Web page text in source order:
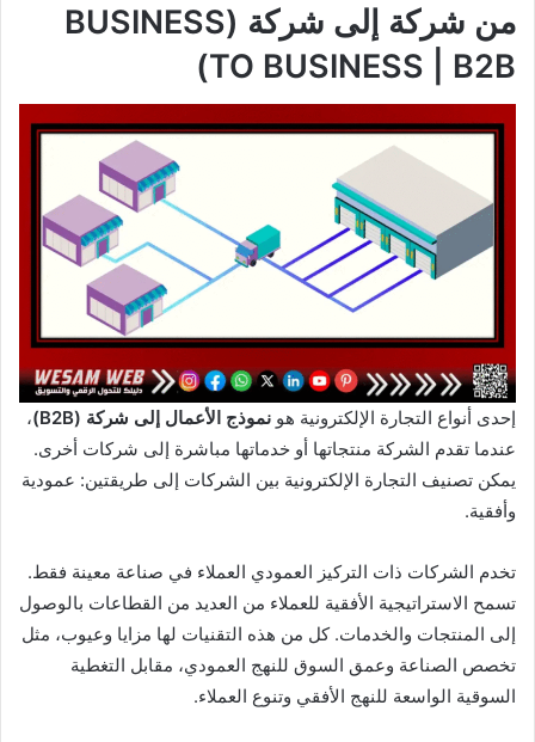
من شركة إلى شركة (BUSINESS
TO BUSINESS | B2B)
إحدى أنواع التجارة الإلكترونية هو نموذج الأعمال إلى شركة (B2B)
،
عندما تقدم الشركة منتجاتها أو خدماتها مباشرة إلى شركات أخرى.
يمكن تصنيف التجارة الإلكترونية بين الشركات إلى طريقتين: عمودية
وأفقية.
تخدم الشركات ذات التركيز العمودي العملاء في صناعة معينة فقط.
تسمح الاستراتيجية الأفقية للعملاء من العديد من القطاعات بالوصول
إلى المنتجات والخدمات. كل من هذه التقنيات لها مزايا وعيوب، مثل
تخصص الصناعة وعمق السوق للنهج العمودي، مقابل التغطية
السوقية الواسعة للنهج الأفقي وتنوع العملاء.